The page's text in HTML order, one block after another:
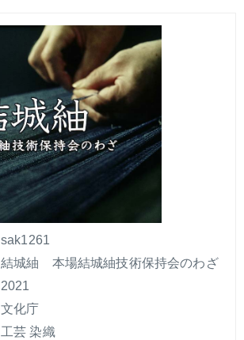
sak1261
結城紬 本場結城紬技術保持会のわざ
2021
文化庁
工芸 染織